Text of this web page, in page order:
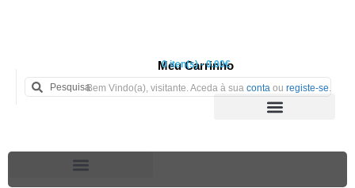
Meu Carrinho
0 iten(s) - 0.00€
Bem Vindo(a), visitante. Aceda à sua conta ou registe-se.